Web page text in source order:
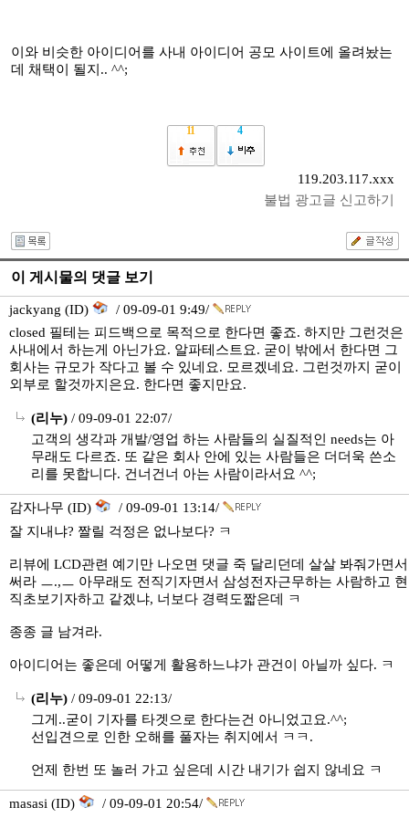
이와 비슷한 아이디어를 사내 아이디어 공모 사이트에 올려놨는
데 채택이 될지.. ^^;
11 4
119.203.117.xxx
불법 광고글 신고하기
이 게시물의 댓글 보기
jackyang (ID)
/ 09-09-01 9:49/
closed 필테는 피드백으로 목적으로 한다면 좋죠. 하지만 그런것은
사내에서 하는게 아닌가요. 알파테스트요. 굳이 밖에서 한다면 그
회사는 규모가 작다고 볼 수 있네요. 모르겠네요. 그런것까지 굳이
외부로 할것까지은요. 한다면 좋지만요.
(리누) / 09-09-01 22:07/
고객의 생각과 개발/영업 하는 사람들의 실질적인 needs는 아
무래도 다르죠. 또 같은 회사 안에 있는 사람들은 더더욱 쓴소
리를 못합니다. 건너건너 아는 사람이라서요 ^^;
감자나무 (ID)
/ 09-09-01 13:14/
잘 지내냐? 짤릴 걱정은 없나보다? ㅋ
리뷰에 LCD관련 예기만 나오면 댓글 죽 달리던데 살살 봐줘가면서
써라 ㅡ.,ㅡ 아무래도 전직기자면서 삼성전자근무하는 사람하고 현
직초보기자하고 같겠냐, 너보다 경력도짧은데 ㅋ
종종 글 남겨라.
아이디어는 좋은데 어떻게 활용하느냐가 관건이 아닐까 싶다. ㅋ
(리누) / 09-09-01 22:13/
그게..굳이 기자를 타겟으로 한다는건 아니었고요.^^;
선입견으로 인한 오해를 풀자는 취지에서 ㅋㅋ.
언제 한번 또 놀러 가고 싶은데 시간 내기가 쉽지 않네요 ㅋ
masasi (ID)
/ 09-09-01 20:54/